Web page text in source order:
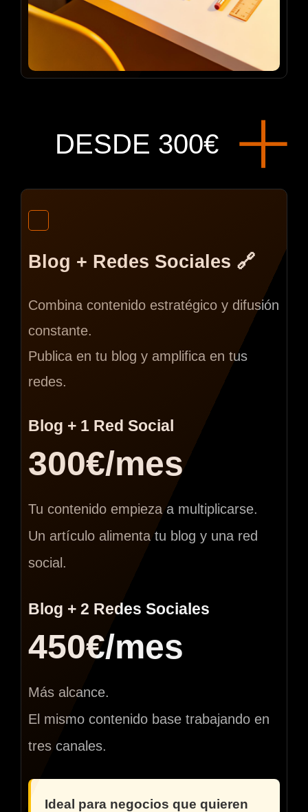
DESDE 300€
Blog + Redes Sociales 🔗
Combina contenido estratégico y difusión
constante.
Publica en tu blog y amplifica en tus
redes.
Blog + 1 Red Social
300€/mes
Tu contenido empieza a multiplicarse.
Un artículo alimenta tu blog y una red
social.
Blog + 2 Redes Sociales
450€/mes
Más alcance.
El mismo contenido base trabajando en
tres canales.
Ideal para negocios que quieren